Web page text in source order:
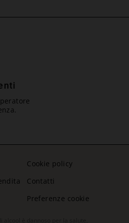
Cookie policy
Contatti
Preferenze cookie